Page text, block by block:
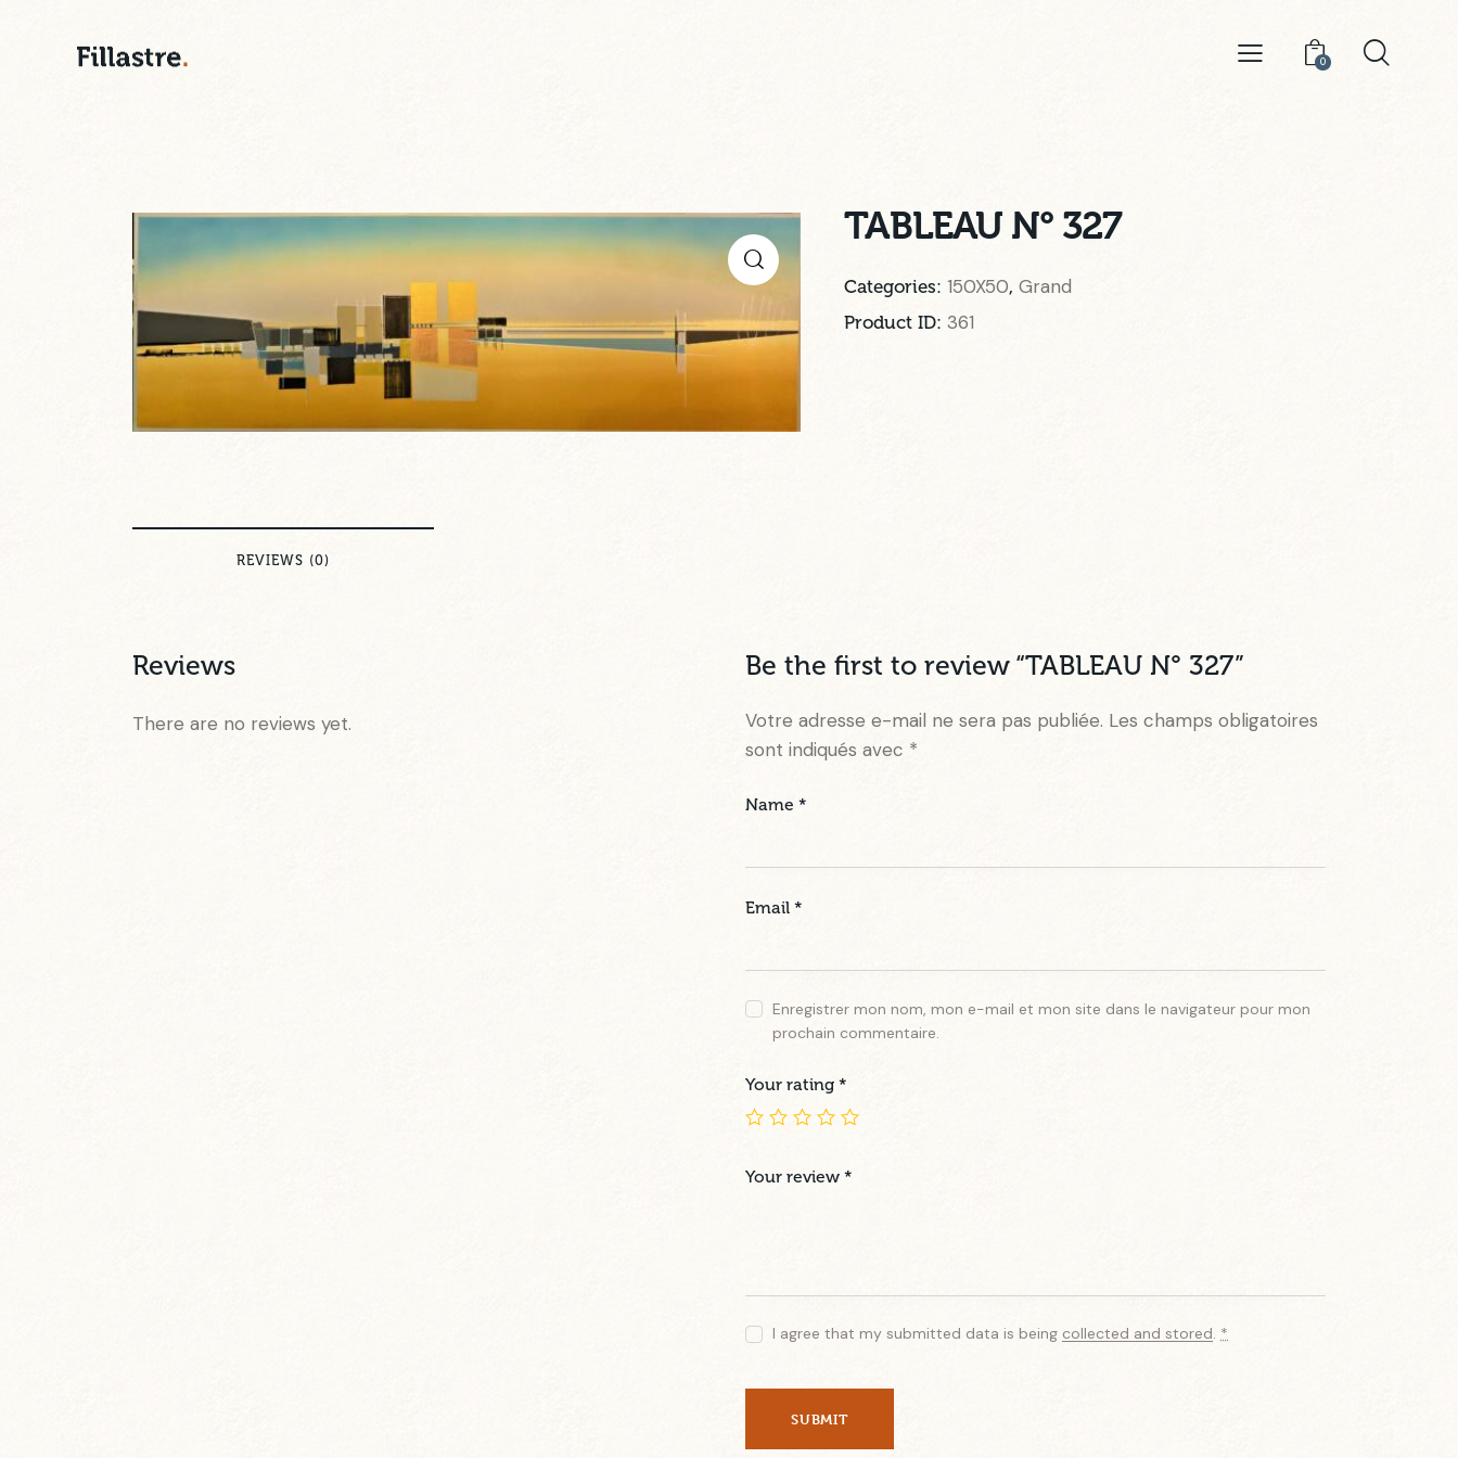
0
TABLEAU N° 327
Categories: 150X50, Grand
Product ID: 361
REVIEWS (0)
Reviews
There are no reviews yet.
Be the first to review “TABLEAU N° 327”
Votre adresse e-mail ne sera pas publiée. Les champs obligatoires
sont indiqués avec *
Name *
Email *
Enregistrer mon nom, mon e-mail et mon site dans le navigateur pour mon
prochain commentaire.
Your rating *
Your review *
I agree that my submitted data is being collected and stored. *